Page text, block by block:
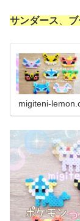
サンダース
migiteni-